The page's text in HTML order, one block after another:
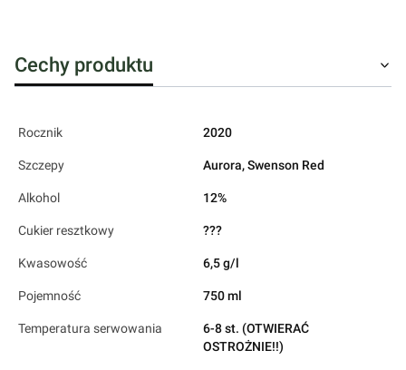
Cechy produktu
Rocznik 2020
Szczepy Aurora, Swenson Red
Alkohol 12%
Cukier resztkowy ???
Kwasowość 6,5 g/l
Pojemność 750 ml
Temperatura serwowania
6-8 st. (OTWIERAĆ
OSTROŻNIE!!)